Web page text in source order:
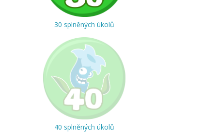
30 splněných úkolů
40 splněných úkolů